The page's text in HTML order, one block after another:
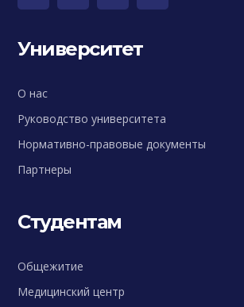
Университет
О нас
Руководство университета
Нормативно-правовые документы
Партнеры
Студентам
Общежитие
Медицинский центр